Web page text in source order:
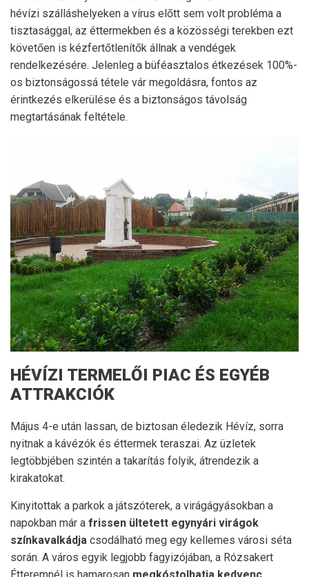
hévízi szálláshelyeken a vírus előtt sem volt probléma a
tisztasággal, az éttermekben és a közösségi terekben ezt
követően is kézfertőtlenítők állnak a vendégek
rendelkezésére. Jelenleg a büféasztalos étkezések 100%-
os biztonságossá tétele vár megoldásra, fontos az
érintkezés elkerülése és a biztonságos távolság
megtartásának feltétele.
HÉVÍZI TERMELŐI PIAC ÉS EGYÉB
ATTRAKCIÓK
Május 4-e után lassan, de biztosan éledezik Hévíz, sorra
nyitnak a kávézók és éttermek teraszai. Az üzletek
legtöbbjében szintén a takarítás folyik, átrendezik a
kirakatokat.
Kinyitottak a parkok a játszóterek, a virágágyásokban a
napokban már a frissen ültetett egynyári virágok
színkavalkádja csodálható meg egy kellemes városi séta
során. A város egyik legjobb fagyizójában, a Rózsakert